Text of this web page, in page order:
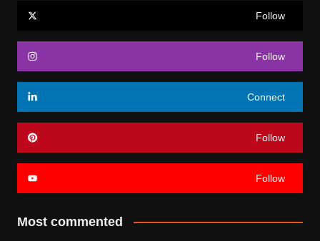
Follow
Follow
Connect
Follow
Follow
Most commented